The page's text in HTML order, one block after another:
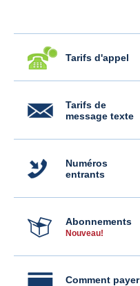
Tarifs d'appel
Tarifs de
message texte
Numéros
entrants
Abonnements
Nouveau!
Comment payer